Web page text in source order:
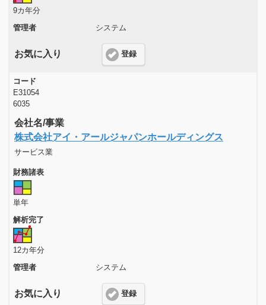
9カ年分
管理者
システム
お気に入り 登録
コード
E31054
6035
会社名/事業
株式会社アイ・アールジャパンホールディングス
サービス業
財務諸表
単年
解析完了
12カ年分
管理者
システム
お気に入り 登録